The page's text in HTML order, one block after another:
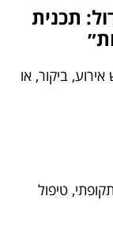
תכנית
ביקור, או
טיפול